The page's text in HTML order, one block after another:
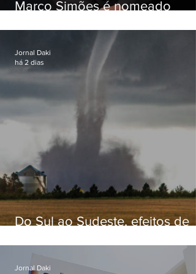
Marco Simões é nomeado
Do Sul ao Sudeste, efeitos de
apreensão na população
Jornal Daki
há 2 dias
Jornal Daki